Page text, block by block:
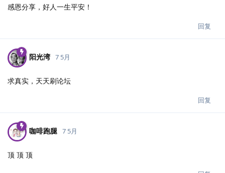
感恩分享，好人一生平安！
回复
阳光湾 7 5月
求真实，天天刷论坛
回复
咖啡跑腿 7 5月
顶 顶 顶